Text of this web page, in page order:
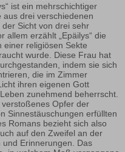
ist ein mehrschichtiger
aus drei verschiedenen
Sicht von drei sehr
allem erzählt „Epäilys“ die
einer religiösen Sekte
wurde. Diese Frau hat
indem sie sich
die im Zimmer
ihren eigenen Gott
zunehmend beherrscht.
Opfer der
Sinnestäuschungen erfüllten
Romans bezieht sich also
auf den Zweifel an der
und Erinnerungen. Das